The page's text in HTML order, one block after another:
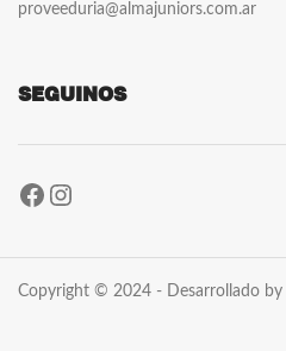
proveeduria@almajuniors.com.ar
SEGUINOS
Copyright © 2024 - Desarrollado by